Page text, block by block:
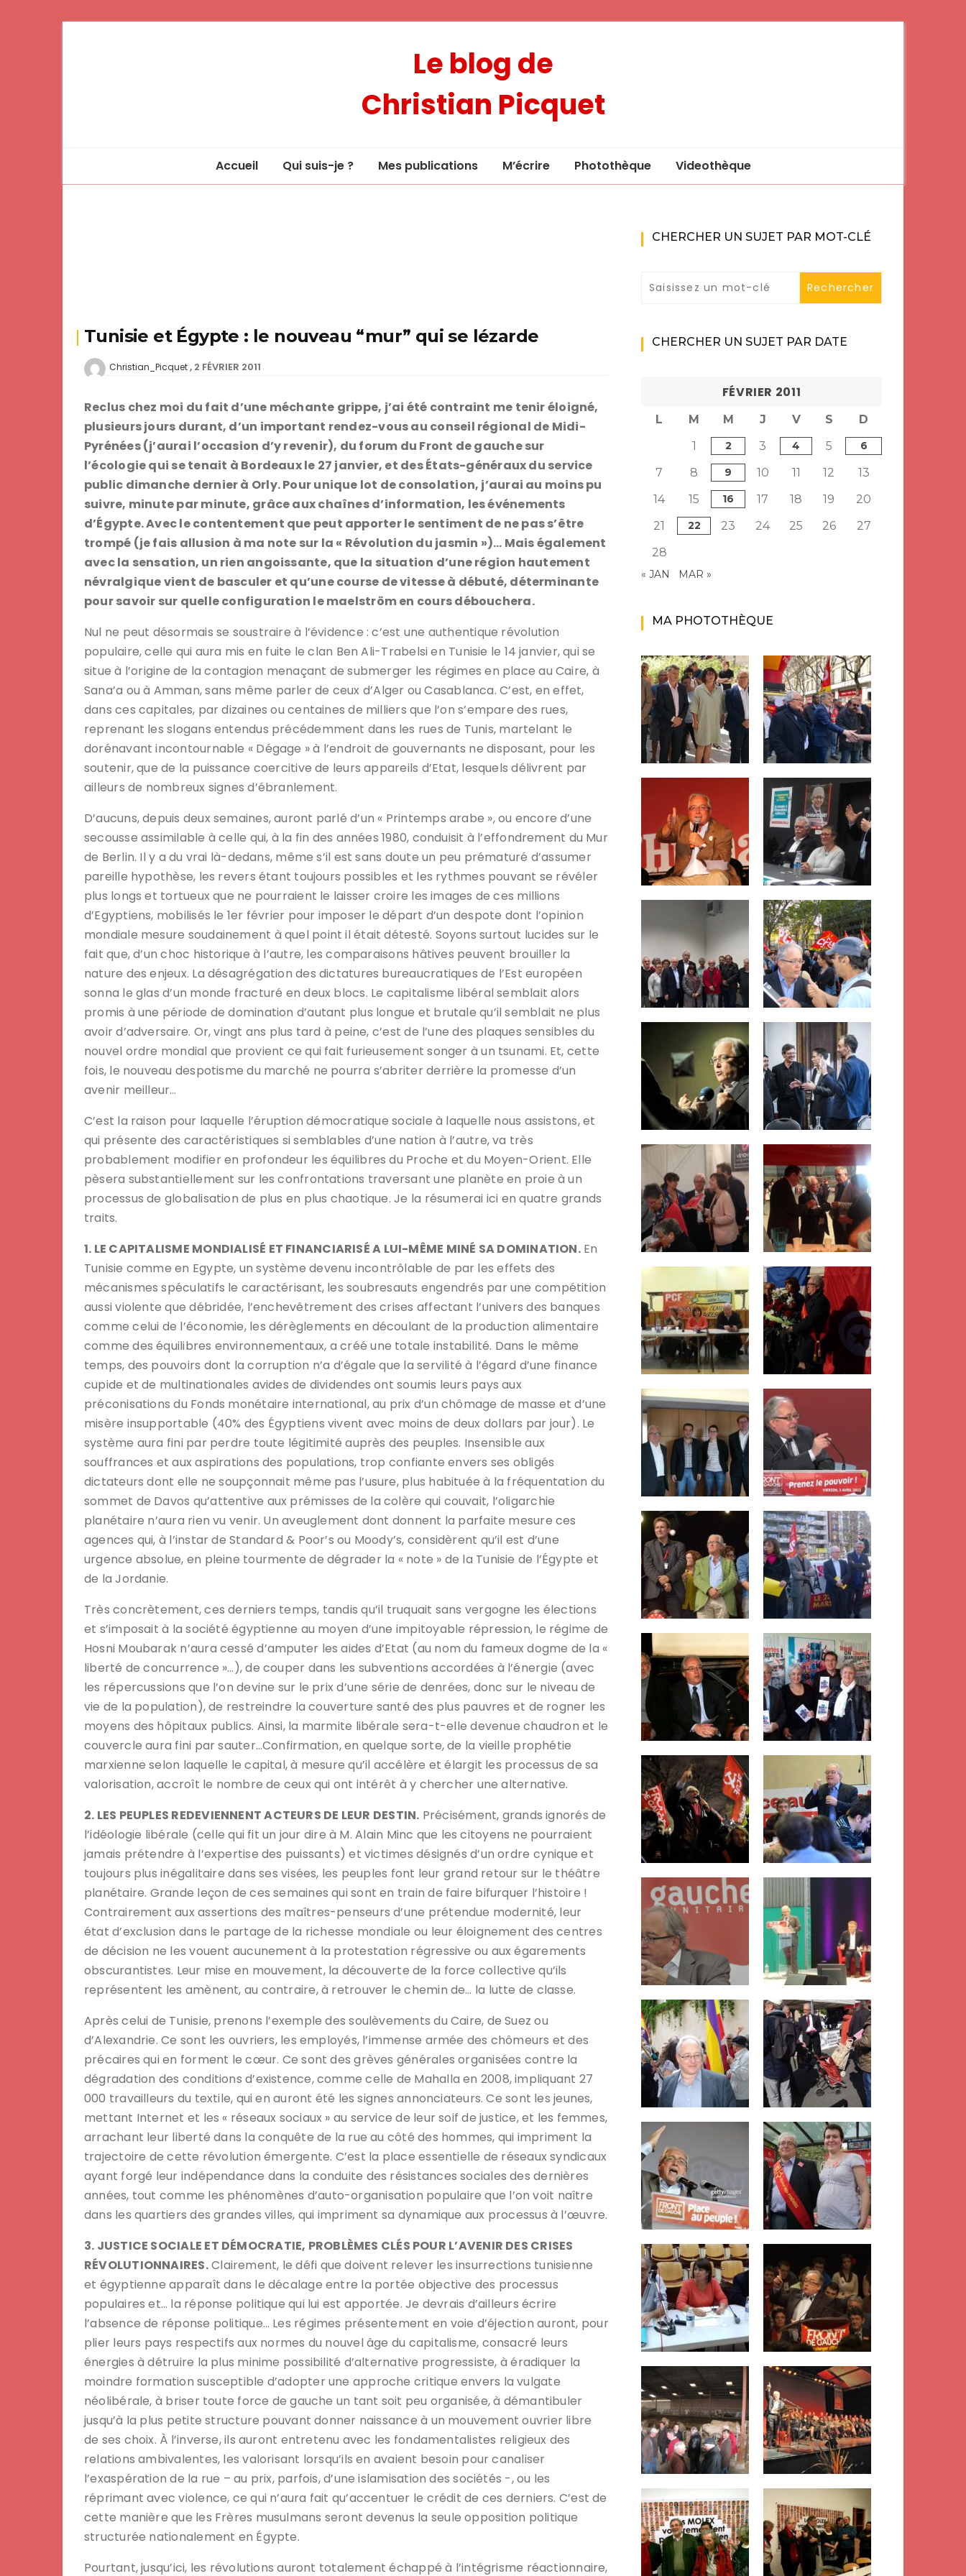
Le blog de
Christian Picquet
Accueil Qui suis-je ? Mes publications M’écrire Photothèque Videothèque
Tunisie et Égypte : le nouveau “mur” qui se lézarde
Christian_Picquet 2 FÉVRIER 2011
Reclus chez moi du fait d’une méchante grippe, j’ai été contraint me tenir éloigné,
plusieurs jours durant, d’un important rendez-vous au conseil régional de Midi-
Pyrénées (j’aurai l’occasion d’y revenir), du forum du Front de gauche sur
l’écologie qui se tenait à Bordeaux le 27 janvier, et des États-généraux du service
public dimanche dernier à Orly. Pour unique lot de consolation, j’aurai au moins pu
suivre, minute par minute, grâce aux chaînes d’information, les événements
d’Égypte. Avec le contentement que peut apporter le sentiment de ne pas s’être
trompé (je fais allusion à ma note sur la « Révolution du jasmin »)… Mais également
avec la sensation, un rien angoissante, que la situation d’une région hautement
névralgique vient de basculer et qu’une course de vitesse à débuté, déterminante
pour savoir sur quelle configuration le maelström en cours débouchera.
Nul ne peut désormais se soustraire à l’évidence : c’est une authentique révolution
populaire, celle qui aura mis en fuite le clan Ben Ali-Trabelsi en Tunisie le 14 janvier, qui se
situe à l’origine de la contagion menaçant de submerger les régimes en place au Caire, à
Sana’a ou à Amman, sans même parler de ceux d’Alger ou Casablanca. C’est, en effet,
dans ces capitales, par dizaines ou centaines de milliers que l’on s’empare des rues,
reprenant les slogans entendus précédemment dans les rues de Tunis, martelant le
dorénavant incontournable « Dégage » à l’endroit de gouvernants ne disposant, pour les
soutenir, que de la puissance coercitive de leurs appareils d’Etat, lesquels délivrent par
ailleurs de nombreux signes d’ébranlement.
D’aucuns, depuis deux semaines, auront parlé d’un « Printemps arabe », ou encore d’une
secousse assimilable à celle qui, à la fin des années 1980, conduisit à l’effondrement du Mur
de Berlin. Il y a du vrai là-dedans, même s’il est sans doute un peu prématuré d’assumer
pareille hypothèse, les revers étant toujours possibles et les rythmes pouvant se révéler
plus longs et tortueux que ne pourraient le laisser croire les images de ces millions
d’Egyptiens, mobilisés le 1er février pour imposer le départ d’un despote dont l’opinion
mondiale mesure soudainement à quel point il était détesté. Soyons surtout lucides sur le
fait que, d’un choc historique à l’autre, les comparaisons hâtives peuvent brouiller la
nature des enjeux. La désagrégation des dictatures bureaucratiques de l’Est européen
sonna le glas d’un monde fracturé en deux blocs. Le capitalisme libéral semblait alors
promis à une période de domination d’autant plus longue et brutale qu’il semblait ne plus
avoir d’adversaire. Or, vingt ans plus tard à peine, c’est de l’une des plaques sensibles du
nouvel ordre mondial que provient ce qui fait furieusement songer à un tsunami. Et, cette
fois, le nouveau despotisme du marché ne pourra s’abriter derrière la promesse d’un
avenir meilleur…
C’est la raison pour laquelle l’éruption démocratique sociale à laquelle nous assistons, et
qui présente des caractéristiques si semblables d’une nation à l’autre, va très
probablement modifier en profondeur les équilibres du Proche et du Moyen-Orient. Elle
pèsera substantiellement sur les confrontations traversant une planète en proie à un
processus de globalisation de plus en plus chaotique. Je la résumerai ici en quatre grands
traits.
1. LE CAPITALISME MONDIALISÉ ET FINANCIARISÉ A LUI-MÊME MINÉ SA DOMINATION.En
Tunisie comme en Egypte, un système devenu incontrôlable de par les effets des
mécanismes spéculatifs le caractérisant, les soubresauts engendrés par une compétition
aussi violente que débridée, l’enchevêtrement des crises affectant l’univers des banques
comme celui de l’économie, les dérèglements en découlant de la production alimentaire
comme des équilibres environnementaux, a créé une totale instabilité. Dans le même
temps, des pouvoirs dont la corruption n’a d’égale que la servilité à l’égard d’une finance
cupide et de multinationales avides de dividendes ont soumis leurs pays aux
préconisations du Fonds monétaire international, au prix d’un chômage de masse et d’une
misère insupportable (40% des Égyptiens vivent avec moins de deux dollars par jour). Le
système aura fini par perdre toute légitimité auprès des peuples. Insensible aux
souffrances et aux aspirations des populations, trop confiante envers ses obligés
dictateurs dont elle ne soupçonnait même pas l’usure, plus habituée à la fréquentation du
sommet de Davos qu’attentive aux prémisses de la colère qui couvait, l’oligarchie
planétaire n’aura rien vu venir. Un aveuglement dont donnent la parfaite mesure ces
agences qui, à l’instar de Standard & Poor’s ou Moody’s, considèrent qu’il est d’une
urgence absolue, en pleine tourmente de dégrader la « note » de la Tunisie de l’Égypte et
de la Jordanie.
Très concrètement, ces derniers temps, tandis qu’il truquait sans vergogne les élections
et s’imposait à la société égyptienne au moyen d’une impitoyable répression, le régime de
Hosni Moubarak n’aura cessé d’amputer les aides d’Etat (au nom du fameux dogme de la «
liberté de concurrence »…), de couper dans les subventions accordées à l’énergie (avec
les répercussions que l’on devine sur le prix d’une série de denrées, donc sur le niveau de
vie de la population), de restreindre la couverture santé des plus pauvres et de rogner les
moyens des hôpitaux publics. Ainsi, la marmite libérale sera-t-elle devenue chaudron et le
couvercle aura fini par sauter…Confirmation, en quelque sorte, de la vieille prophétie
marxienne selon laquelle le capital, à mesure qu’il accélère et élargit les processus de sa
valorisation, accroît le nombre de ceux qui ont intérêt à y chercher une alternative.
2. LES PEUPLES REDEVIENNENT ACTEURS DE LEUR DESTIN. Précisément, grands ignorés de
l’idéologie libérale (celle qui fit un jour dire à M. Alain Minc que les citoyens ne pourraient
jamais prétendre à l’expertise des puissants) et victimes désignés d’un ordre cynique et
toujours plus inégalitaire dans ses visées, les peuples font leur grand retour sur le théâtre
planétaire. Grande leçon de ces semaines qui sont en train de faire bifurquer l’histoire !
Contrairement aux assertions des maîtres-penseurs d’une prétendue modernité, leur
état d’exclusion dans le partage de la richesse mondiale ou leur éloignement des centres
de décision ne les vouent aucunement à la protestation régressive ou aux égarements
obscurantistes. Leur mise en mouvement, la découverte de la force collective qu’ils
représentent les amènent, au contraire, à retrouver le chemin de… la lutte de classe.
Après celui de Tunisie, prenons l’exemple des soulèvements du Caire, de Suez ou
d’Alexandrie. Ce sont les ouvriers, les employés, l’immense armée des chômeurs et des
précaires qui en forment le cœur. Ce sont des grèves générales organisées contre la
dégradation des conditions d’existence, comme celle de Mahalla en 2008, impliquant 27
000 travailleurs du textile, qui en auront été les signes annonciateurs. Ce sont les jeunes,
mettant Internet et les « réseaux sociaux » au service de leur soif de justice, et les femmes,
arrachant leur liberté dans la conquête de la rue au côté des hommes, qui impriment la
trajectoire de cette révolution émergente. C’est la place essentielle de réseaux syndicaux
ayant forgé leur indépendance dans la conduite des résistances sociales des dernières
années, tout comme les phénomènes d’auto-organisation populaire que l’on voit naître
dans les quartiers des grandes villes, qui impriment sa dynamique aux processus à l’œuvre.
3. JUSTICE SOCIALE ET DÉMOCRATIE, PROBLÈMES CLÉS POUR L’AVENIR DES CRISES
RÉVOLUTIONNAIRES.Clairement, le défi que doivent relever les insurrections tunisienne
et égyptienne apparaît dans le décalage entre la portée objective des processus
populaires et… la réponse politique qui lui est apportée. Je devrais d’ailleurs écrire
l’absence de réponse politique… Les régimes présentement en voie d’éjection auront, pour
plier leurs pays respectifs aux normes du nouvel âge du capitalisme, consacré leurs
énergies à détruire la plus minime possibilité d’alternative progressiste, à éradiquer la
moindre formation susceptible d’adopter une approche critique envers la vulgate
néolibérale, à briser toute force de gauche un tant soit peu organisée, à démantibuler
jusqu’à la plus petite structure pouvant donner naissance à un mouvement ouvrier libre
de ses choix. À l’inverse, ils auront entretenu avec les fondamentalistes religieux des
relations ambivalentes, les valorisant lorsqu’ils en avaient besoin pour canaliser
l’exaspération de la rue – au prix, parfois, d’une islamisation des sociétés -, ou les
réprimant avec violence, ce qui n’aura fait qu’accentuer le crédit de ces derniers. C’est de
cette manière que les Frères musulmans seront devenus la seule opposition politique
structurée nationalement en Égypte.
Pourtant, jusqu’ici, les révolutions auront totalement échappé à l’intégrisme réactionnaire,
CHERCHER UN SUJET PAR MOT-CLÉ
CHERCHER UN SUJET PAR DATE
FÉVRIER 2011
L M M J V S
D
1
2 3 4 5 6
7 8 9 10 11 12
13
14
15 16 17 18 19
20
21
22 23 24 25 26
27
28
« JAN MAR »
MA PHOTOTHÈQUE